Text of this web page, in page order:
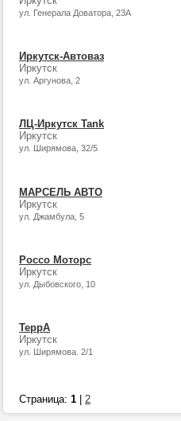
ул. Генерала Доватора, 23А
Иркутск-Автоваз
Иркутск
ул. Аргунова, 2
ЛЦ-Иркутск Tank
Иркутск
ул. Ширямова, 32/5
МАРСЕЛЬ АВТО
Иркутск
ул. Джамбула, 5
Россо Моторс
Иркутск
ул. Дыбовского, 10
ТеррА
Иркутск
ул. Ширямова. 2/1
Страница: 1 2